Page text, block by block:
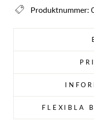
Produktnummer:
FLEXIBLA